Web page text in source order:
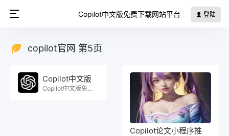
Copilot中文版免费下载网站平台 登陆
copilot官网 第5页
Copilot中文版
Copilot中文版免费使用。
Copilot论文小程序推